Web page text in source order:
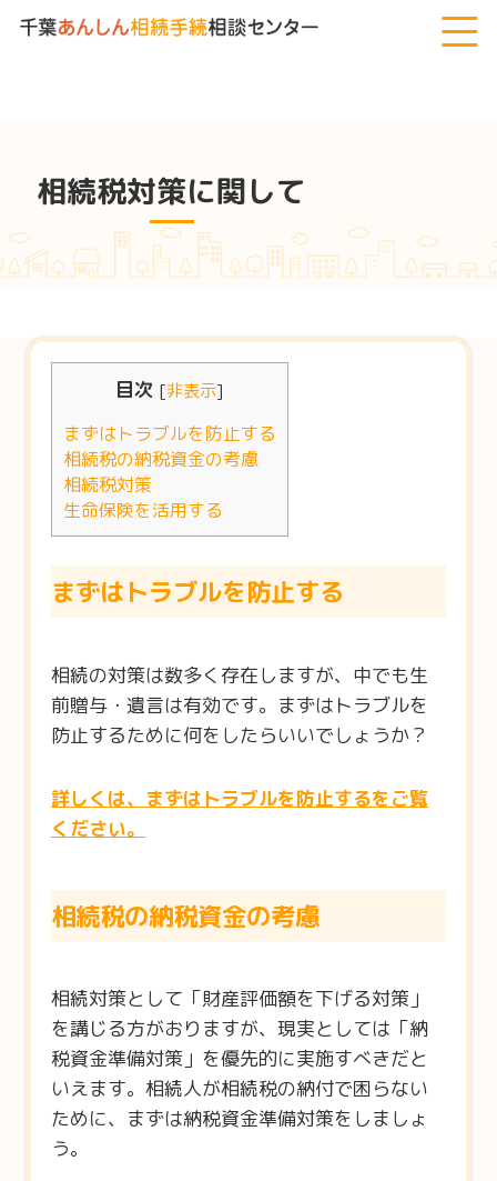
千葉あんしん相続手続相談センター>相続税対策に関して
相続税対策に関して
目次 [非表示]
まずはトラブルを防止する
相続税の納税資金の考慮
相続税対策
生命保険を活用する
まずはトラブルを防止する
相続の対策は数多く存在しますが、中でも生
前贈与・遺言は有効です。まずはトラブルを
防止するために何をしたらいいでしょうか？
詳しくは、まずはトラブルを防止するをご覧
ください。
相続税の納税資金の考慮
相続対策として「財産評価額を下げる対策」
を講じる方がおりますが、現実としては「納
税資金準備対策」を優先的に実施すべきだと
いえます。相続人が相続税の納付で困らない
ために、まずは納税資金準備対策をしましょ
う。